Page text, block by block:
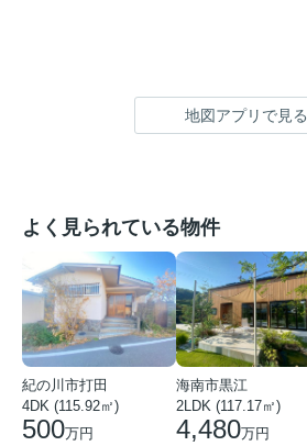
地図アプリで見る
よく見られている物件
紀の川市打田
4DK (115.92㎡)
500万円
海南市黒江
2LDK (117.17㎡)
4,480万円